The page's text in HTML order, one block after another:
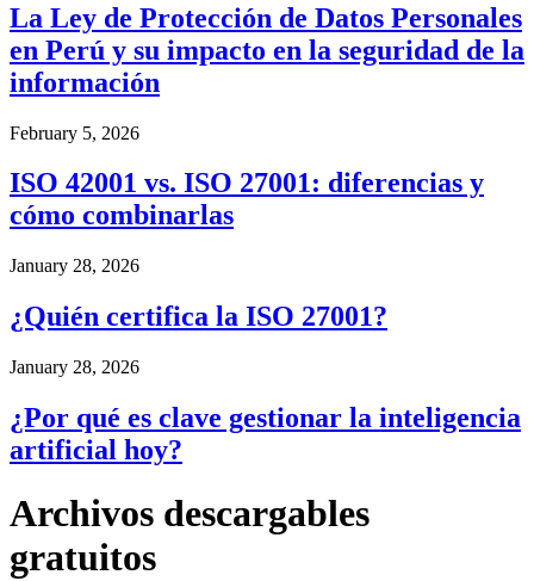
La Ley de Protección de Datos Personales
en Perú y su impacto en la seguridad de la
información
February 5, 2026
ISO 42001 vs. ISO 27001: diferencias y
cómo combinarlas
January 28, 2026
¿Quién certifica la ISO 27001?
January 28, 2026
¿Por qué es clave gestionar la inteligencia
artificial hoy?
Archivos descargables
gratuitos